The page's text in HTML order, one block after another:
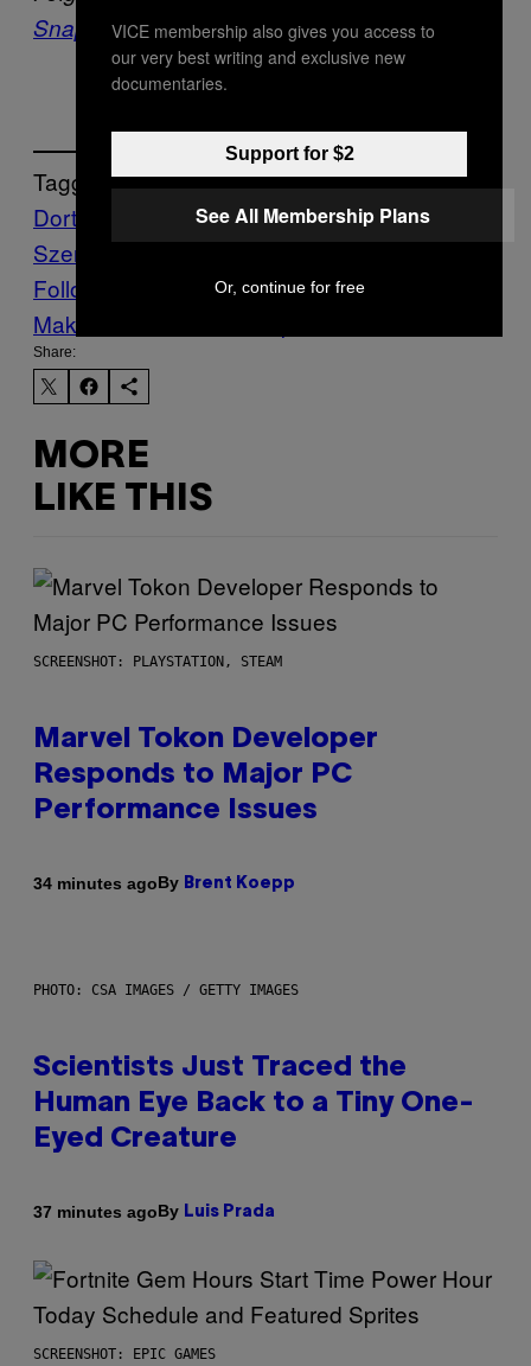
Snapchat.
Tagged:
Dortmund
Hakenkreuz rechte rechte
Szene
νεοναζί
Follow Us On Discover
Make Us Preferred In Top Stories
Share:
MORE
LIKE THIS
SCREENSHOT: PLAYSTATION, STEAM
Marvel Tokon Developer
Responds to Major PC
Performance Issues
34 minutes agoBy Brent Koepp
PHOTO: CSA IMAGES / GETTY IMAGES
Scientists Just Traced the
Human Eye Back to a Tiny One-
Eyed Creature
37 minutes agoBy Luis Prada
SCREENSHOT: EPIC GAMES
VICE membership also gives you access to
our very best writing and exclusive new
documentaries.
Support for $2
See All Membership Plans
Or, continue for free